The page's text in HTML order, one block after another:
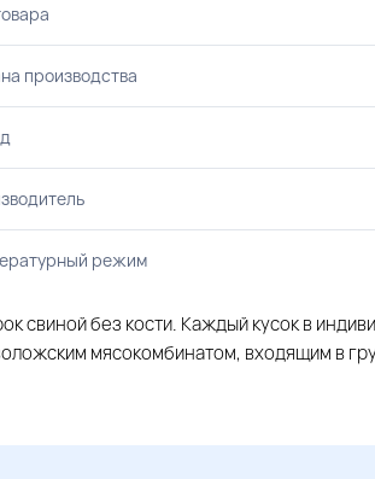
производства
режим
свиной без кости. Каждый кусок в
мясокомбинатом, входящим в